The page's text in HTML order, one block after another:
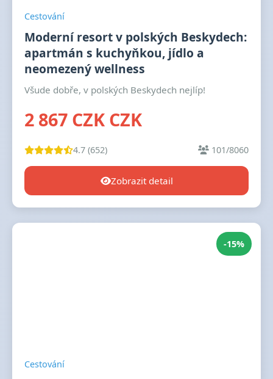
Cestování
Moderní resort v polských Beskydech:
apartmán s kuchyňkou, jídlo a
neomezený wellness
Všude dobře, v polských Beskydech nejlíp!
2 867 CZK CZK
4.7 (652) 101/8060
Zobrazit detail
-15%
Cestování